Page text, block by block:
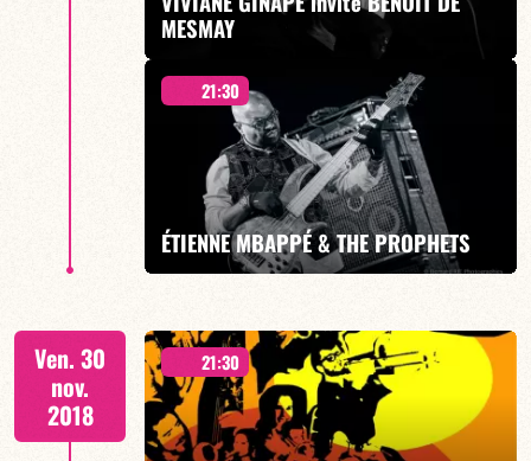
EN SAVOIR PLUS
MESMAY
invite MARIO CANONGE
21:30
ÉTIENNE MBAPPÉ & THE PROPHETS
Ven. 30
nov.
2018
21:30